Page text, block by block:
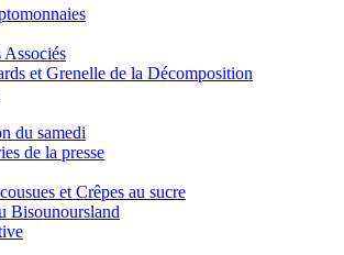
et Grenelle de la Décomposition
du samedi
de la presse
et Crêpes au sucre
Bisounoursland